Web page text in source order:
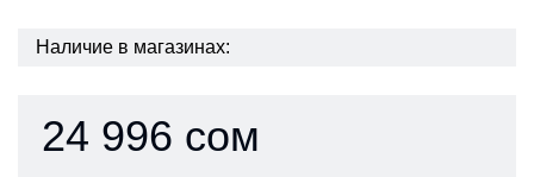
Наличие в магазинах:
24 996 сом